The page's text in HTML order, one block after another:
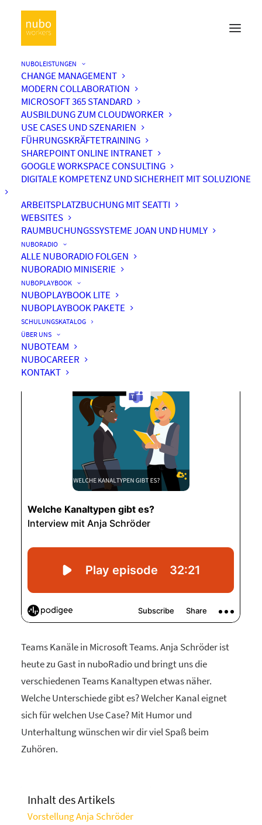
NUBOLEISTUNGEN
CHANGE MANAGEMENT
MODERN COLLABORATION
MICROSOFT 365 STANDARD
AUSBILDUNG ZUM CLOUDWORKER
USE CASES UND SZENARIEN
FÜHRUNGSKRÄFTETRAINING
SHAREPOINT ONLINE INTRANET
GOOGLE WORKSPACE CONSULTING
DIGITALE KOMPETENZ UND SICHERHEIT MIT SOLUZIONE
ARBEITSPLATZBUCHUNG MIT SEATTI
WEBSITES
RAUMBUCHUNGSSYSTEME JOAN UND HUMLY
NUBORADIO
ALLE NUBORADIO FOLGEN
NUBORADIO MINISERIE
NUBOPLAYBOOK
NUBOPLAYBOOK LITE
NUBOPLAYBOOK PAKETE
SCHULUNGSKATALOG
ÜBER UNS
NUBOTEAM
NUBOCAREER
KONTAKT
Welche Kanaltypen gibt es?
Teams Kanäle in Microsoft Teams. Anja Schröder ist
heute zu Gast in nuboRadio und bringt uns die
verschiedenen Teams Kanaltypen etwas näher.
Welche Unterschiede gibt es? Welcher Kanal eignet
sich für welchen Use Case? Mit Humor und
Unterhaltung wünschen wir dir viel Spaß beim
Zuhören.
Inhalt des Artikels
Vorstellung Anja Schröder